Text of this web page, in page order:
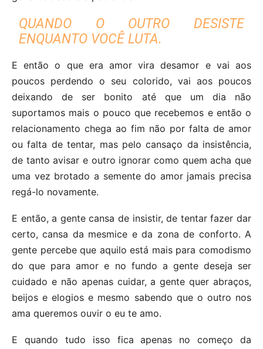
QUANDO O OUTRO DESISTE
ENQUANTO VOCÊ LUTA.
E então o que era amor vira desamor e vai aos
poucos perdendo o seu colorido, vai aos poucos
deixando de ser bonito até que um dia não
suportamos mais o pouco que recebemos e então o
relacionamento chega ao fim não por falta de amor
ou falta de tentar, mas pelo cansaço da insistência,
de tanto avisar e outro ignorar como quem acha que
uma vez brotado a semente do amor jamais precisa
regá-lo novamente.
E então, a gente cansa de insistir, de tentar fazer dar
certo, cansa da mesmice e da zona de conforto. A
gente percebe que aquilo está mais para comodismo
do que para amor e no fundo a gente deseja ser
cuidado e não apenas cuidar, a gente quer abraços,
beijos e elogios e mesmo sabendo que o outro nos
ama queremos ouvir o eu te amo.
E quando tudo isso fica apenas no começo da